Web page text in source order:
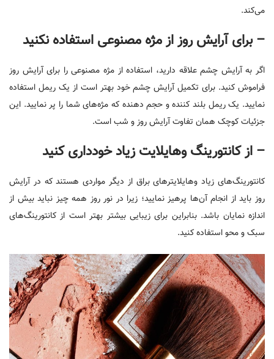
می‌کند.
– برای آرایش روز از مژه مصنوعی استفاده نکنید
اگر به آرایش چشم علاقه دارید، استفاده از مژه مصنوعی را برای آرایش روز
فراموش کنید. برای تکمیل آرایش چشم خود بهتر است از یک ریمل استفاده
نمایید. یک ریمل بلند کننده و حجم دهنده که مژه‌های شما را پر نمایید. این
جزئیات کوچک همان تفاوت آرایش روز و شب است.
– از کانتورینگ و‌هایلایت زیاد خودداری کنید
کانتورینگ‌های زیاد و‌هایلایترهای براق از دیگر مواردی هستند که در آرایش
روز باید از انجام آن‌ها پرهیز نمایید؛ زیرا در نور روز همه چیز نباید بیش از
اندازه نمایان باشد. بنابراین برای زیبایی بیشتر بهتر است از کانتورینگ‌های
سبک و محو استفاده کنید.